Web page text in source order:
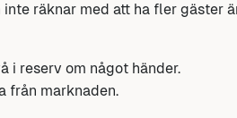
räknar med att ha fler gäster
i reserv om något händer.
från marknaden.